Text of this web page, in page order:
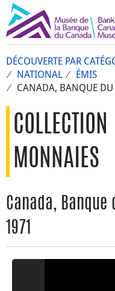
DÉCOUVERTE PAR
NATIONAL
ÉMIS
CANADA, BANQUE
MONNAIES
Canada, Banque
1971